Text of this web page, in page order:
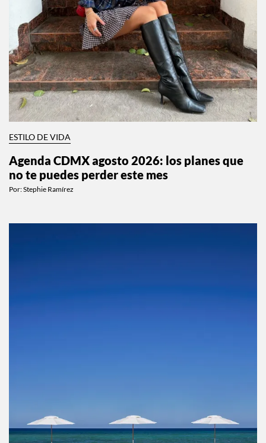
ESTILO DE VIDA
Agenda CDMX agosto 2026: los planes que
no te puedes perder este mes
Por:Stephie Ramírez